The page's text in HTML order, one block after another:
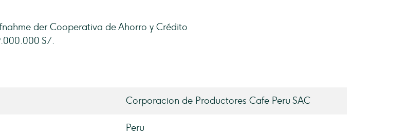
der Cooperativa de Ahorro y Crédito
S/.
Corporacion de Productores Cafe Peru SAC
Peru